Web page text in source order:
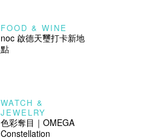
FOOD & WINE
noc 啟德天璽打卡新地
點
WATCH &
JEWELRY
色彩奪目｜OMEGA
Constellation